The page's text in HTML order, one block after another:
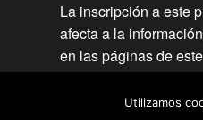
La inscripción a este
afecta a la
en las páginas de
independiente, veraz
principal es ayudar a
Utilizamos